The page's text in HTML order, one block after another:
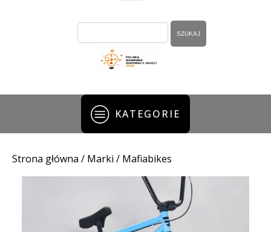
KATEGORIE
Strona główna / Marki / Mafiabikes